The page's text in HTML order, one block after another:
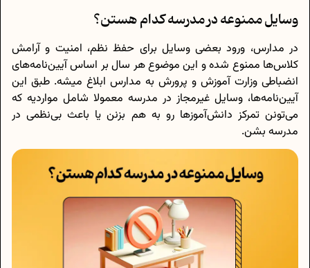
وسایل ممنوعه در مدرسه کدام هستن؟
در مدارس، ورود بعضی وسایل برای حفظ نظم، امنیت و آرامش
کلاس‌ها ممنوع شده و این موضوع هر سال بر اساس آیین‌نامه‌های
انضباطی وزارت آموزش‌ و پرورش به مدارس ابلاغ میشه. طبق این
آیین‌نامه‌ها، وسایل غیرمجاز در مدرسه معمولا شامل مواردیه که
می‌تونن تمرکز دانش‌آموزها رو به هم بزنن یا باعث بی‌نظمی در
مدرسه بشن.